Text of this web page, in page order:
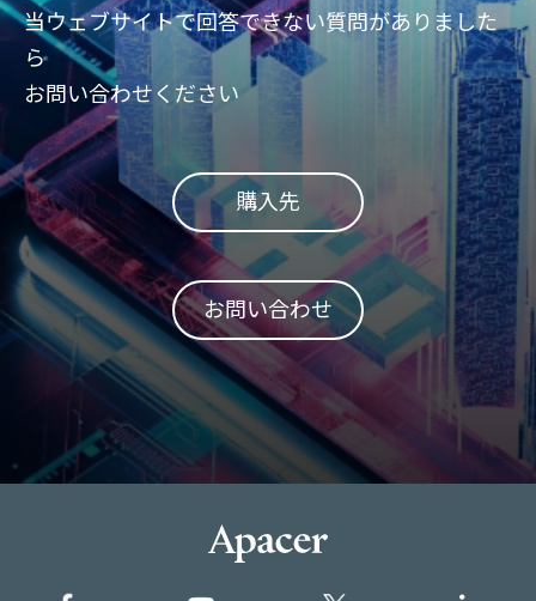
当ウェブサイトで回答できない質問がありました
ら
お問い合わせください
購入先
お問い合わせ